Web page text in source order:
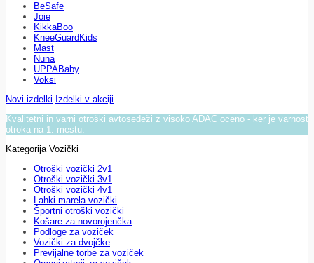
BeSafe
Joie
KikkaBoo
KneeGuardKids
Mast
Nuna
UPPABaby
Voksi
Novi izdelki Izdelki v akciji
Kvalitetni in varni otroški avtosedeži z visoko ADAC oceno - ker je varnost
otroka na 1. mestu.
Kategorija Vozički
Otroški vozički 2v1
Otroški vozički 3v1
Otroški vozički 4v1
Lahki marela vozički
Športni otroški vozički
Košare za novorojenčka
Podloge za voziček
Vozički za dvojčke
Previjalne torbe za voziček